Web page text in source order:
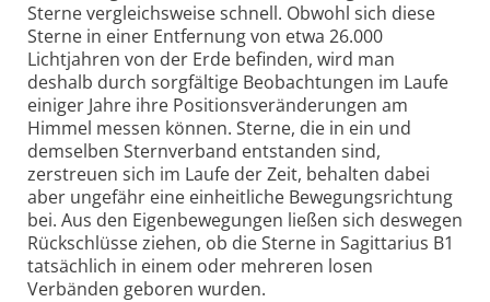
Sterne vergleichsweise schnell. Obwohl sich diese
Sterne in einer Entfernung von etwa 26.000
Lichtjahren von der Erde befinden, wird man
deshalb durch sorgfältige Beobachtungen im Laufe
einiger Jahre ihre Positions­veränderungen am
Himmel messen können. Sterne, die in ein und
demselben Sternverband entstanden sind,
zerstreuen sich im Laufe der Zeit, behalten dabei
aber ungefähr eine einheitliche Bewegungs­richtung
bei. Aus den Eigenbewegungen ließen sich deswegen
Rückschlüsse ziehen, ob die Sterne in Sagittarius B1
tatsächlich in einem oder mehreren losen
Verbänden geboren wurden.